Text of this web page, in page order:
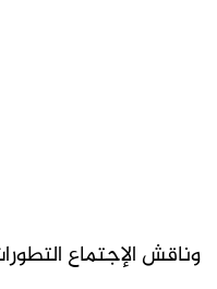
وناقش الإجتماع